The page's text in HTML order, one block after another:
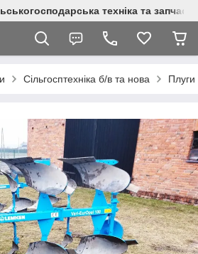
техніка та
Сільгосптехніка б/в та нова Плуги